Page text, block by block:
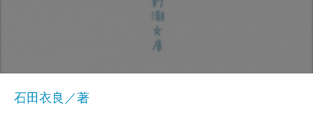
石田衣良／著